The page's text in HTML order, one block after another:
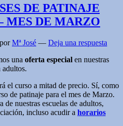
DE PATINAJE
MES DE MARZO
porMª José — Deja una respuesta
una oferta especial en nuestras
adultos.
el curso a mitad de precio. Sí, como
de patinaje para el mes de Marzo.
nuestras escuelas de adultos,
incluso acudir a horarios